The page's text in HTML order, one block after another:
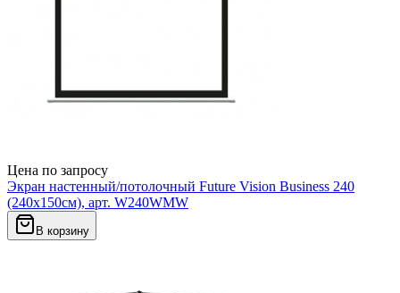
Цена по запросу
Экран настенный/потолочный Future Vision Business 240
(240x150см), арт. W240WMW
В корзину